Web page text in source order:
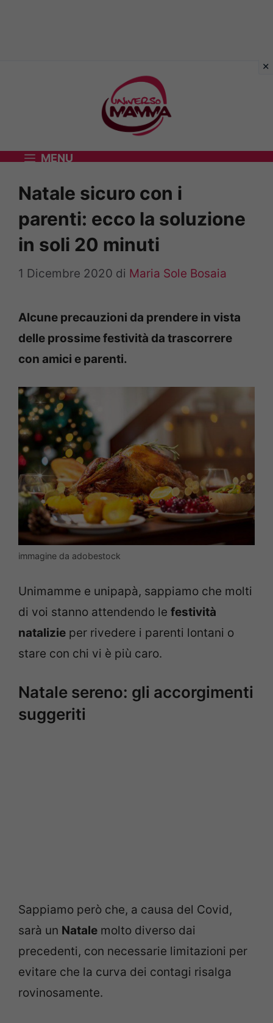
MENU
Natale sicuro con i
parenti: ecco la soluzione
in soli 20 minuti
1 Dicembre 2020 di Maria Sole Bosaia
Alcune precauzioni da prendere in vista
delle prossime festività da trascorrere
con amici e parenti.
immagine da adobestock
Unimamme e unipapà, sappiamo che molti
di voi stanno attendendo le festività
natalizie per rivedere i parenti lontani o
stare con chi vi è più caro.
Natale sereno: gli accorgimenti
suggeriti
Sappiamo però che, a causa del Covid,
sarà un Natale molto diverso dai
precedenti, con necessarie limitazioni per
evitare che la curva dei contagi risalga
rovinosamente.